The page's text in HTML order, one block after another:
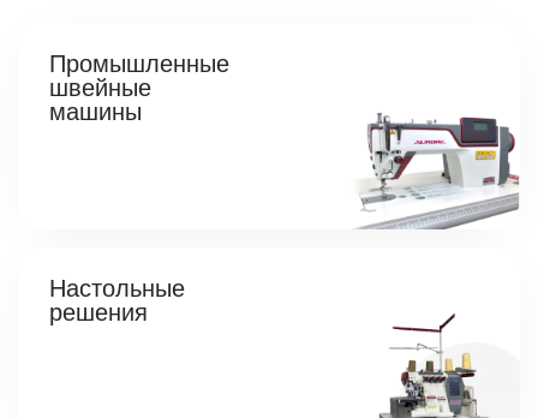
Промышленные
швейные
машины
Настольные
решения